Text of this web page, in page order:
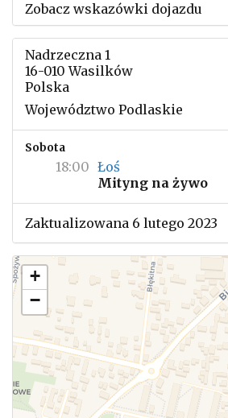
Zobacz wskazówki dojazdu
Nadrzeczna 1
16-010 Wasilków
Polska
Województwo Podlaskie
Sobota
18:00 Łoś
Mityng na żywo
Zaktualizowana 6 lutego 2023
+
−